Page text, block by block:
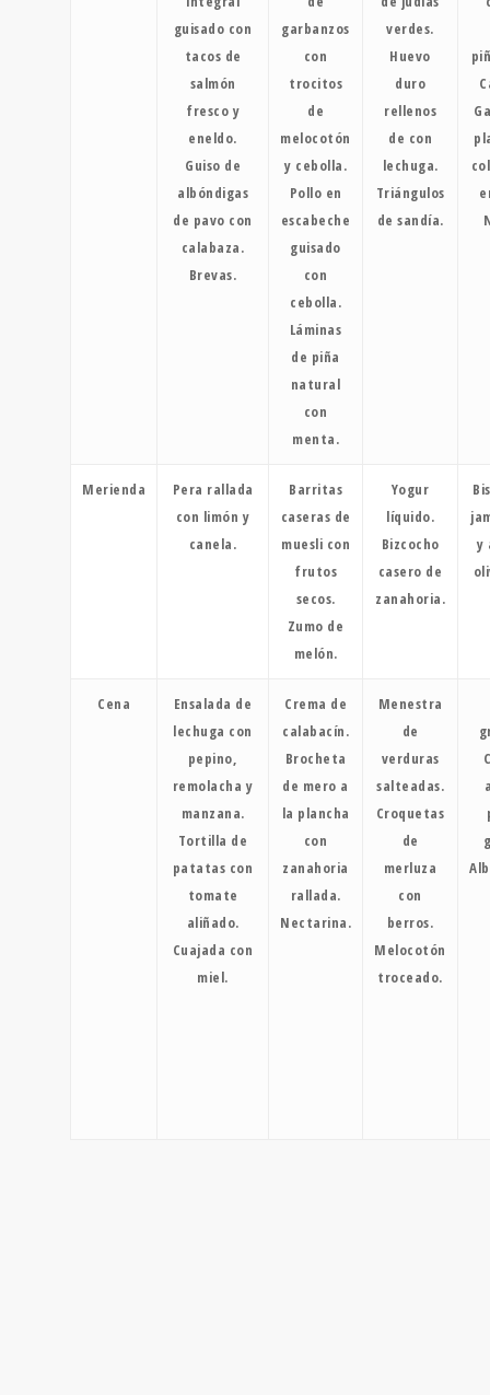
guisado con
tacos de
salmón
fresco y
eneldo.
Guiso de
albóndigas
de pavo con
calabaza.
Brevas.
garbanzos
con
trocitos
de
melocotón
y cebolla.
Pollo en
escabeche
guisado
con
cebolla.
Láminas
de piña
natural
con
menta.
verdes.
Huevo
duro
rellenos
de con
lechuga.
Triángulos
de sandía.
Merienda
Pera rallada
con limón y
canela.
Barritas
caseras de
muesli con
frutos
secos.
Zumo de
melón.
Yogur
líquido.
Bizcocho
casero de
zanahoria.
y
Cena
Ensalada de
lechuga con
pepino,
remolacha y
manzana.
Tortilla de
patatas con
tomate
aliñado.
Cuajada con
miel.
Crema de
calabacín.
Brocheta
de mero a
la plancha
con
zanahoria
rallada.
Nectarina.
Menestra
de
verduras
salteadas.
Croquetas
de
merluza
con
berros.
Melocotón
troceado.